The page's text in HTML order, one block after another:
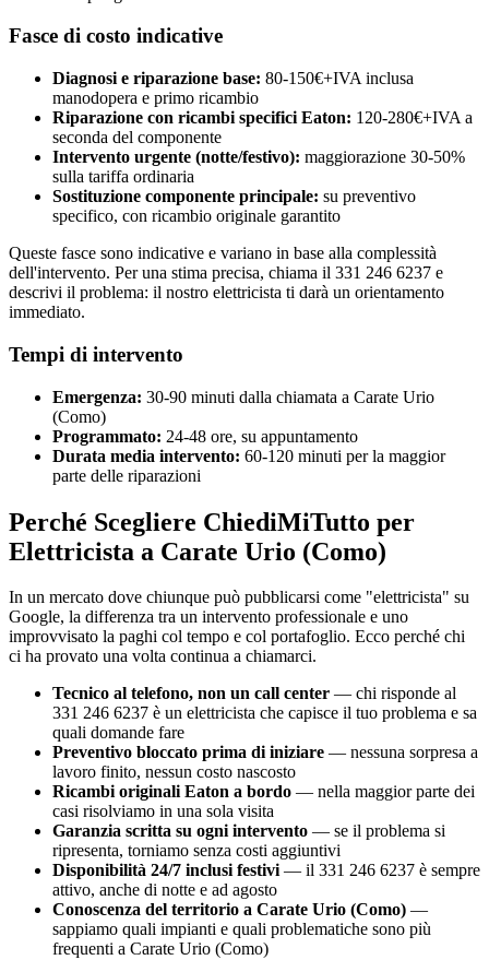
Fasce di costo indicative
Diagnosi e riparazione base: 80-150€+IVA inclusa
manodopera e primo ricambio
Riparazione con ricambi specifici Eaton: 120-280€+IVA a
seconda del componente
Intervento urgente (notte/festivo): maggiorazione 30-50%
sulla tariffa ordinaria
Sostituzione componente principale: su preventivo
specifico, con ricambio originale garantito
Queste fasce sono indicative e variano in base alla complessità
dell'intervento. Per una stima precisa, chiama il 331 246 6237 e
descrivi il problema: il nostro elettricista ti darà un orientamento
immediato.
Tempi di intervento
Emergenza: 30-90 minuti dalla chiamata a Carate Urio
(Como)
Programmato: 24-48 ore, su appuntamento
Durata media intervento: 60-120 minuti per la maggior
parte delle riparazioni
Perché Scegliere ChiediMiTutto per
Elettricista a Carate Urio (Como)
In un mercato dove chiunque può pubblicarsi come "elettricista" su
Google, la differenza tra un intervento professionale e uno
improvvisato la paghi col tempo e col portafoglio. Ecco perché chi
ci ha provato una volta continua a chiamarci.
Tecnico al telefono, non un call center — chi risponde al
331 246 6237 è un elettricista che capisce il tuo problema e sa
quali domande fare
Preventivo bloccato prima di iniziare — nessuna sorpresa a
lavoro finito, nessun costo nascosto
Ricambi originali Eaton a bordo — nella maggior parte dei
casi risolviamo in una sola visita
Garanzia scritta su ogni intervento — se il problema si
ripresenta, torniamo senza costi aggiuntivi
Disponibilità 24/7 inclusi festivi— il 331 246 6237 è sempre
attivo, anche di notte e ad agosto
Conoscenza del territorio a Carate Urio (Como) —
sappiamo quali impianti e quali problematiche sono più
frequenti a Carate Urio (Como)